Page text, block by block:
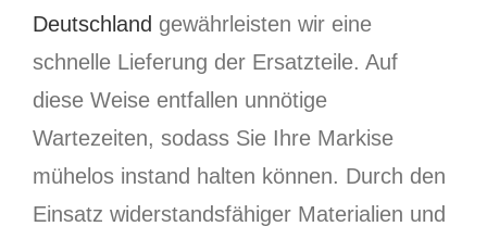
Deutschland gewährleisten wir eine
schnelle Lieferung der Ersatzteile. Auf
diese Weise entfallen unnötige
Wartezeiten, sodass Sie Ihre Markise
mühelos instand halten können. Durch den
Einsatz widerstandsfähiger Materialien und